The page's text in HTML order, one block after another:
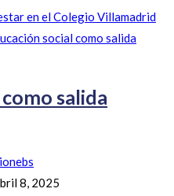
en el Colegio Villamadrid
salida
8, 2025